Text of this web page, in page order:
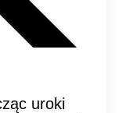
uroki